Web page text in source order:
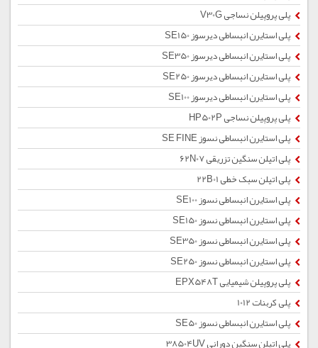
پلی پروپیلن نساجی V30G
پلی استایرن انبساطی دیرسوز SE150
پلی استایرن انبساطی دیرسوز SE350
پلی استایرن انبساطی دیرسوز SE250
پلی استایرن انبساطی دیرسوز SE100
پلی پروپیلن نساجی HP502P
پلی استایرن انبساطی نسوز SE FINE
پلی اتیلن سنگین تزریقی 62N07
پلی اتیلن سبک خطی 22B01
پلی استایرن انبساطی نسوز SE100
پلی استایرن انبساطی نسوز SE150
پلی استایرن انبساطی نسوز SE350
پلی استایرن انبساطی نسوز SE250
پلی پروپیلن شیمیایی EPX548T
پلی کربنات 1012
پلی استایرن انبساطی نسوز SE50
پلی اتیلن سنگین دورانی 38504UV